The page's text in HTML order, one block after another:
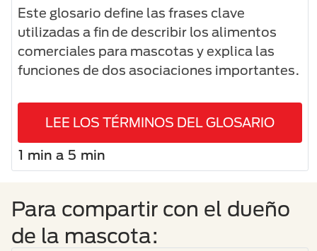
Este glosario define las frases clave
utilizadas a fin de describir los alimentos
comerciales para mascotas y explica las
funciones de dos asociaciones importantes.
LEE LOS TÉRMINOS DEL GLOSARIO
1 min a 5 min
Para compartir con el dueño
de la mascota: